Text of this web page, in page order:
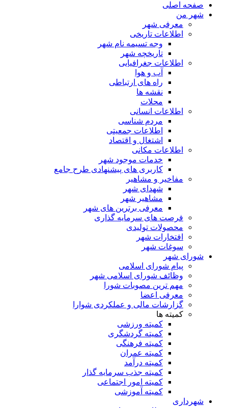
صفحه اصلی
شهر من
معرفی شهر
اطلاعات تاریخی
وجه تسیمه نام شهر
تاریخچه شهر
اطلاعات جغرافیایی
آب و هوا
راه های ارتباطی
نقشه ها
محلات
اطلاعات انسانی
مردم شناسی
اطلاعات جمعیتی
اشتغال و اقتصاد
اطلاعات مکانی
خدمات موجود شهر
کاربری های پیشنهادی طرح جامع
مفاخیر و مشاهیر
شهدای شهر
مشاهیر شهر
معرفی برترین های شهر
فرصت های سرمایه گذاری
محصولات تولیدی
افتخارات شهر
سوغات شهر
شورای شهر
پیام شورای اسلامی
وظائف شورای اسلامی شهر
مهم ترین مصوبات شورا
معرفی اعضا
گزارشات مالی و عملکردی شوارا
کمیته ها
کمیته ورزشی
کمیته گردشگری
کمیته فرهنگی
کمیته عمران
کمیته درآمد
کمیته جذب سرمایه گذار
کمیته امور اجتماعی
کمیته آموزشی
شهرداری